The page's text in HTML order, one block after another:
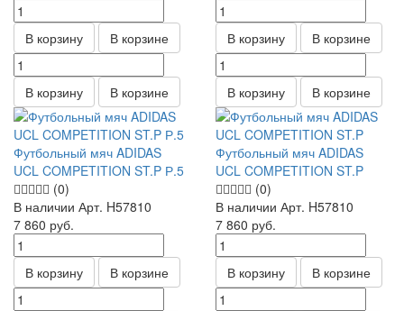
В корзину В корзине
В корзину В корзине
В корзину В корзине
В корзину В корзине
Футбольный мяч ADIDAS
UCL COMPETITION ST.P Р.5
(0)
В наличии Арт. H57810
7 860 руб.
В корзину В корзине
Футбольный мяч ADIDAS
UCL COMPETITION ST.P
(0)
В наличии Арт. H57810
7 860 руб.
В корзину В корзине